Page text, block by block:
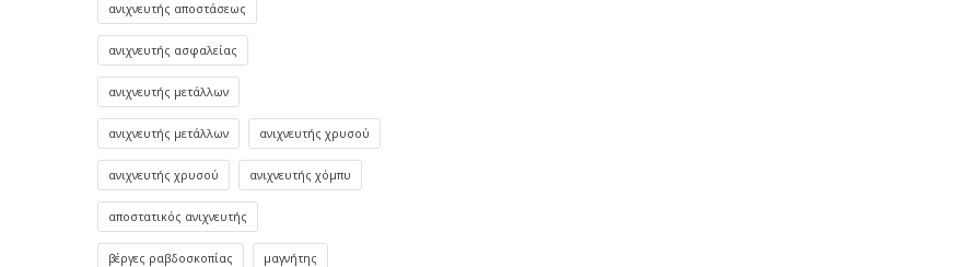
ανιχνευτής αποστάσεως
ανιχνευτής ασφαλείας
ανιχνευτής μετάλλων
ανιχνευτής μετάλλων ανιχνευτής χρυσού
ανιχνευτής χρυσού ανιχνευτής χόμπυ
αποστατικός ανιχνευτής
βέργες ραβδοσκοπίας μαγνήτης